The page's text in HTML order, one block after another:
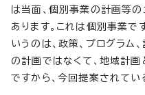
は当面、個別事業の計画等の
あります。これは個別事業
いうのは、政策、プログラム
の計画ではなくて、地域計画
ですから、今回提案されて